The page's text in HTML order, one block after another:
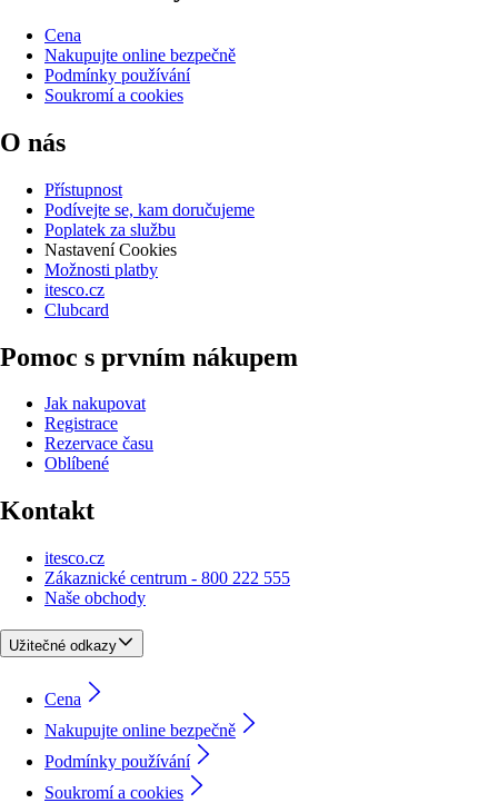
Cena
Nakupujte online bezpečně
Podmínky používání
Soukromí a cookies
O nás
Přístupnost
Podívejte se, kam doručujeme
Poplatek za službu
Nastavení Cookies
Možnosti platby
itesco.cz
Clubcard
Pomoc s prvním nákupem
Jak nakupovat
Registrace
Rezervace času
Oblíbené
Kontakt
itesco.cz
Zákaznické centrum - 800 222 555
Naše obchody
Užitečné odkazy
Cena
Nakupujte online bezpečně
Podmínky používání
Soukromí a cookies